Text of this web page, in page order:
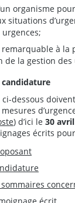
organisme
situations
à la
de la gestion des
candidature
dessous
) d’ici le 30
écrits
écrit